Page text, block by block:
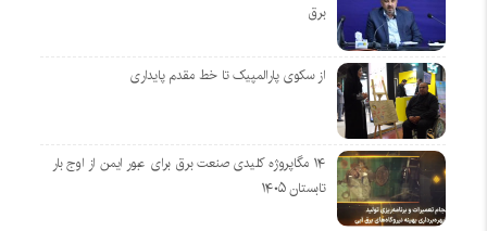
برق
از سکوی پارالمپیک تا خط مقدم پایداری
۱۴ مگاپروژه‌ کلیدی صنعت برق برای عبور ایمن از اوج بار
تابستان ۱۴۰۵